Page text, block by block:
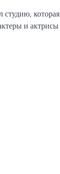
которая
и актрисы